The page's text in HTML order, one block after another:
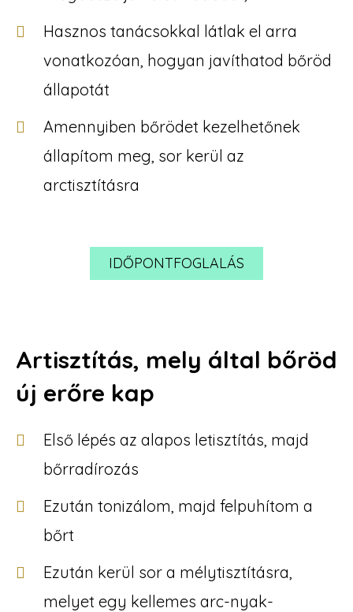
Hasznos tanácsokkal látlak el arra
vonatkozóan, hogyan javíthatod bőröd
állapotát
Amennyiben bőrödet kezelhetőnek
állapítom meg, sor kerül az
arctisztításra
IDŐPONTFOGLALÁS
Artisztítás, mely által bőröd
új erőre kap
Első lépés az alapos letisztítás, majd
bőrradírozás
Ezután tonizálom, majd felpuhítom a
bőrt
Ezután kerül sor a mélytisztításra,
melyet egy kellemes arc-nyak-